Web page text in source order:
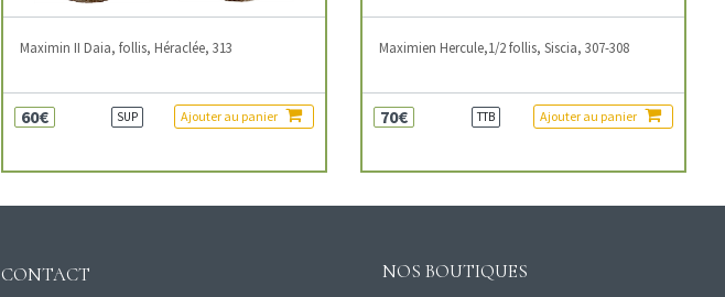
Maximin II Daia, follis, Héraclée, 313
60€ SUP Ajouter au panier
Maximien Hercule,1/2 follis, Siscia, 307-308
70€ TTB Ajouter au panier
CONTACT NOS BOUTIQUES